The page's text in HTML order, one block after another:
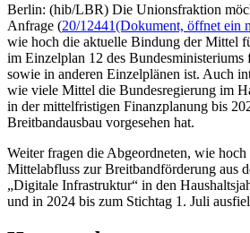
Berlin: (hib/LBR) Die Unionsfraktion
Anfrage (20/12441(Dokument, öffnet ein
wie hoch die aktuelle Bindung der Mittel
im Einzelplan 12 des
sowie in anderen Einzelplänen ist. Auch
wie viele Mittel die Bundesregierung im
in der mittelfristigen Finanzplanung bis
Breitbandausbau vorgesehen hat.
Weiter fragen die Abgeordneten, wie
Mittelabfluss zur Breitbandförderung aus
„Digitale Infrastruktur“ in den
und in 2024 bis zum Stichtag 1. Juli